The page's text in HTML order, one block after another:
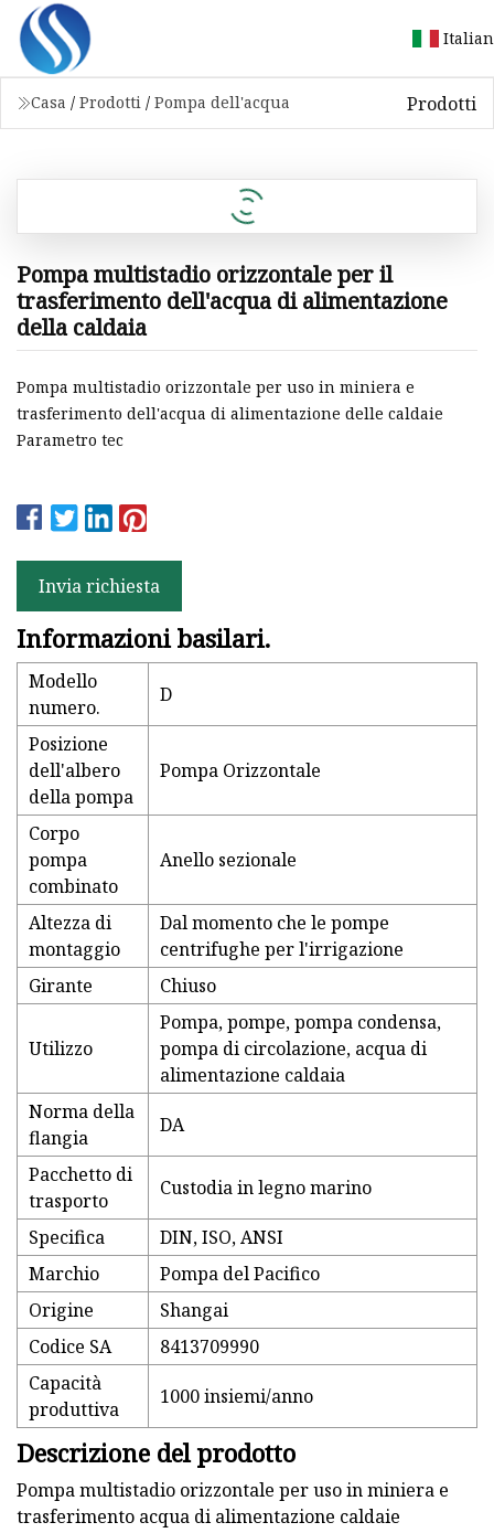
Casa / Prodotti / Pompa dell'acqua Prodotti
Pompa multistadio orizzontale per il
trasferimento dell'acqua di alimentazione
della caldaia
Pompa multistadio orizzontale per uso in miniera e
trasferimento dell'acqua di alimentazione delle caldaie
Parametro tec
Invia richiesta
Informazioni basilari.
Modello
numero.
D
Posizione
dell'albero
della pompa
Pompa Orizzontale
Corpo
pompa
combinato
Anello sezionale
Altezza di
montaggio
Dal momento che le pompe
centrifughe per l'irrigazione
Girante
Chiuso
Utilizzo
Pompa, pompe, pompa condensa,
pompa di circolazione, acqua di
alimentazione caldaia
Norma della
flangia
DA
Pacchetto di
trasporto
Custodia in legno marino
Specifica
DIN, ISO, ANSI
Marchio
Pompa del Pacifico
Origine
Shangai
Codice SA
8413709990
Capacità
produttiva
1000 insiemi/anno
Descrizione del prodotto
Pompa multistadio orizzontale per uso in miniera e
trasferimento acqua di alimentazione caldaie